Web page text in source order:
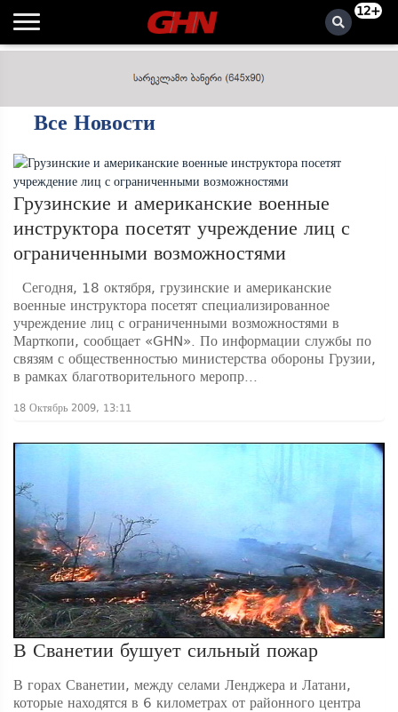
12+
Все Новости
Грузинские и американские военные
инструктора посетят учреждение лиц с
ограниченными возможностями
Сегодня, 18 октября, грузинские и американские
военные инструктора посетят специализированное
учреждение лиц с ограниченными возможностями в
Марткопи, сообщает «GHN». По информации службы по
связям с общественностью министерства обороны Грузии,
в рамках благотворительного меропр...
18 Октябрь 2009, 13:11
В Сванетии бушует сильный пожар
В горах Сванетии, между селами Ленджера и Латани,
которые находятся в 6 километрах от районного центра